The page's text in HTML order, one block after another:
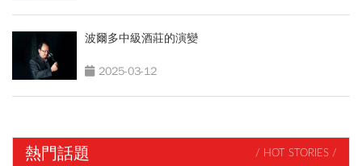
波爾多中級酒莊的演變
2025-03-12
熱門話題 / HOT STORIES /